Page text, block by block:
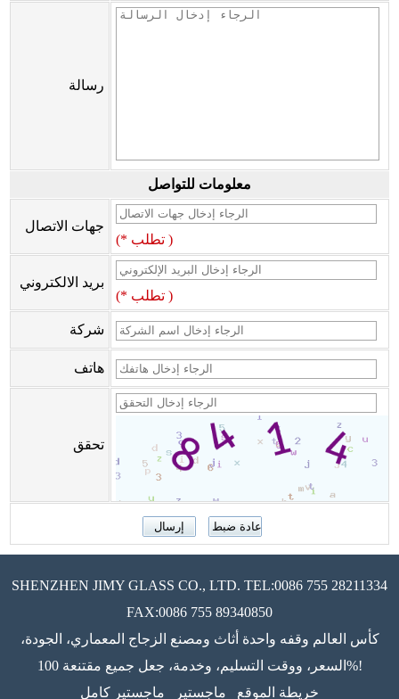
رسالة
معلومات للتواصل
جهات الاتصال
(* تطلب )
بريد الالكتروني
(* تطلب )
شركة
هاتف
تحقق
SHENZHEN JIMY GLASS CO., LTD. TEL:0086 755 28211334
FAX:0086 755 89340850
كأس العالم وقفه واحدة أثاث ومصنع الزجاج المعماري، الجودة،
السعر، ووقت التسليم، وخدمة، جعل جميع مقتنعة 100%!
خريطة الموقع
ماجستير ماجستير كامل